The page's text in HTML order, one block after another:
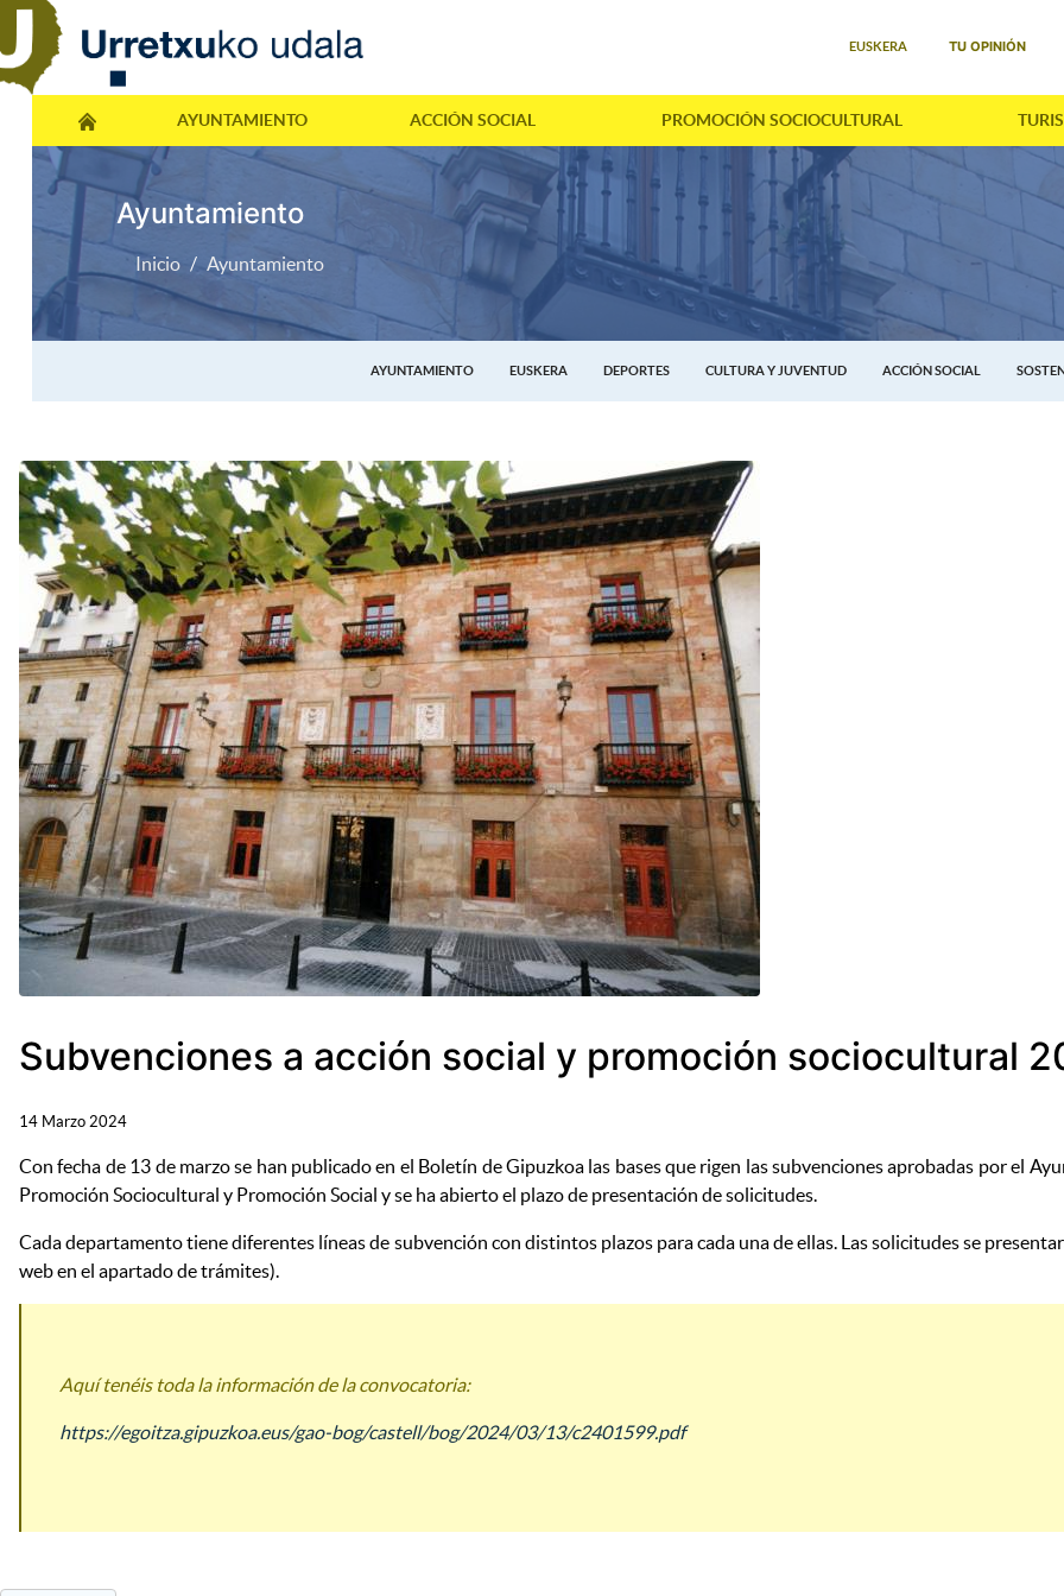
EUSKERA TU OPINIÓN
AYUNTAMIENTO ACCIÓN SOCIAL PROMOCIÓN SOCIOCULTURAL
Ayuntamiento
Inicio Ayuntamiento
AYUNTAMIENTO EUSKERA DEPORTES CULTURA Y JUVENTUD ACCIÓN SOCIAL
Subvenciones a acción social y promoción sociocultural
14 Marzo 2024
Con fecha de 13 de marzo se han publicado en el Boletín de Gipuzkoa las bases que rigen las subvenciones aprobadas por el
Promoción Sociocultural y Promoción Social y se ha abierto el plazo de presentación de solicitudes.
Cada departamento tiene diferentes líneas de subvención con distintos plazos para cada una de ellas. Las solicitudes se
web en el apartado de trámites).
Aquí tenéis toda la información de la convocatoria:
https://egoitza.gipuzkoa.eus/gao-bog/castell/bog/2024/03/13/c2401599.pdf